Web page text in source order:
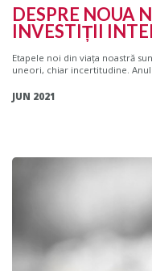
DESPRE NOUA
INVESTIȚII
Etapele noi din viața noastră
uneori, chiar incertitudine. Anul
JUN 2021